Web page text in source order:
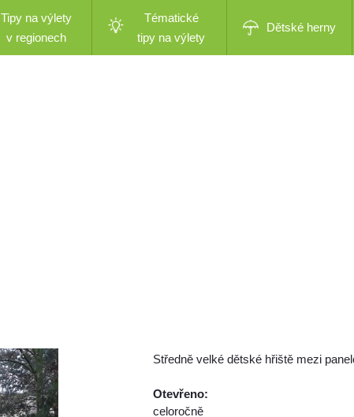
Tipy na výlety
v regionech
Tématické
tipy na výlety
Dětské herny
Středně velké dětské hřiště mezi
Otevřeno:
celoročně